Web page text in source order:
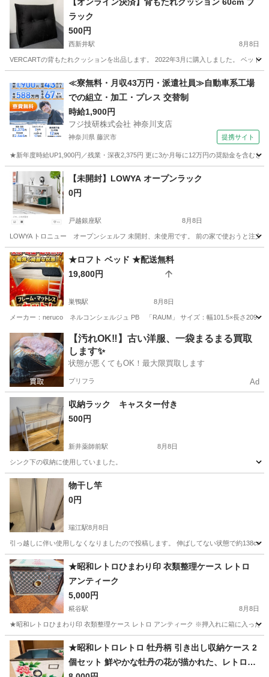
ラック
500円
西新井駅 8月8日
VERCARTの背もたれクッションを出品します。 2022年3月に購入しました。 ベッド
西新井駅 その他
≪寮無料・月収43万円・派遣社員≫自動車系工場
での組立・加工・プレス 交替制
時給1,900円
フジ技研株式会社 神奈川支店
神奈川県 藤沢市 提携サイト
★新年度時給UP1,900円／残業・深夜2,375円 更に3か月毎に12万円の奨励金を含む
神奈川 藤沢市 その他
【未開封】LOWYA オープンラック
0円
戸越銀座駅 8月8日
LOWYA トロニュー オープンシェルフ 未開封、未使用です。 前の家で使おうと注
東京 品川区 戸越銀座駅 収納家具
★ロフト ベッド ★配送無料
19,800円
巣鴨駅 8月8日
メーカー：neruco ネルコンシェルジュ PB 「RAUM」 サイズ：幅101.5×長さ
東京 文京区 巣鴨駅 ベッド 無料
【汚れOK‼️】古い洋服、一袋まるまる買取
します✨
状態が悪くてもOK！最大限買取します
プリフラ Ad
収納ラック キャスター付き
500円
新井薬師前駅 8月8日
シンク下の収納に使用していました。
東京 中野区 新井薬師前駅
物干し竿
0円
瑞江駅8月8日
引っ越しに伴い使用しなくなりましたので投稿します。 伸ばしてない状態で約
東京 江戸川区 瑞江駅 ミラー/鏡
★昭和レトロひまわり印 衣類整理ケース レトロ
アンティーク
5,000円
糀谷駅 8月8日
★昭和レトロひまわり印 衣類整理ケース レトロ アンティーク ※押入れに箱に入った
東京 大田区 糀谷駅 収納家具
★昭和レトロレトロ 牡丹柄 引き出し収納ケース 2
個セット 鮮やかな牡丹の花が描かれた、レトロな